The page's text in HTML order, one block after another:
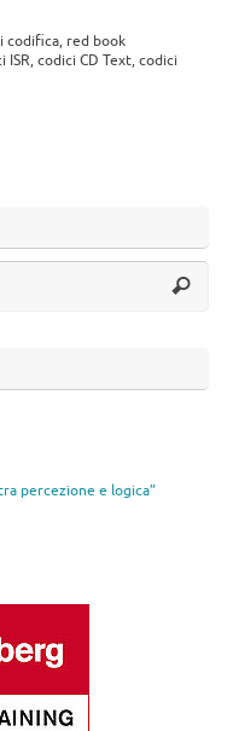
codifica, red book
codici CD Text, codici
percezione e logica”